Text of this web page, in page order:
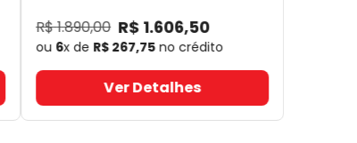
R$1.890,00 R$ 1.606,50
ou 6x de R$ 267,75 no crédito
Ver Detalhes